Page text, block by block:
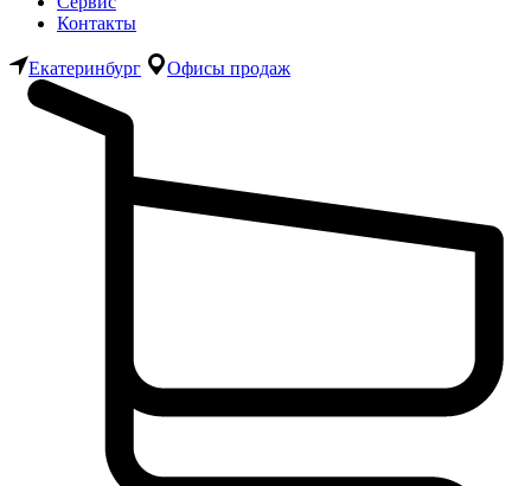
Контакты
Екатеринбург Офисы продаж